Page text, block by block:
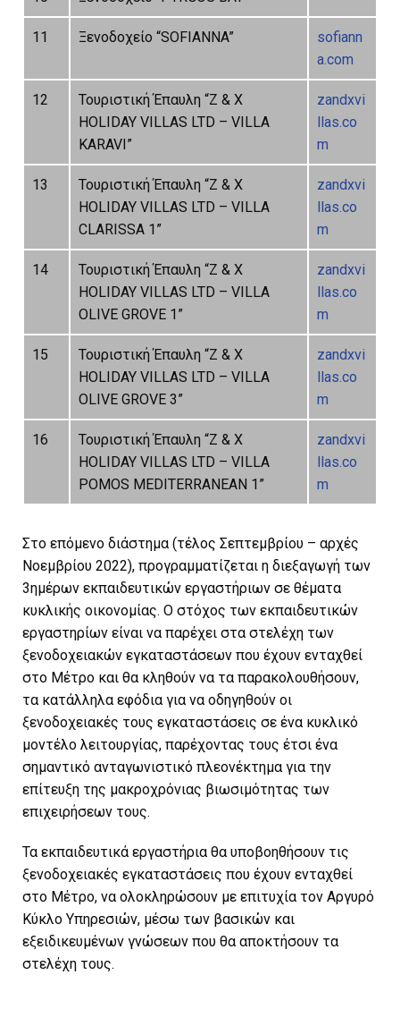
11 Ξενοδοχείο “SOFIANNA”
sofiann
a.com
12
Τουριστική Έπαυλη “Ζ & Χ
HOLIDAY VILLAS LTD – VILLA
KARAVI”
zandxvi
llas.co
m
13
Τουριστική Έπαυλη “Ζ & Χ
HOLIDAY VILLAS LTD – VILLA
CLARISSA 1”
zandxvi
llas.co
m
14
Τουριστική Έπαυλη “Ζ & Χ
HOLIDAY VILLAS LTD – VILLA
OLIVE GROVE 1”
zandxvi
llas.co
m
15
Τουριστική Έπαυλη “Ζ & Χ
HOLIDAY VILLAS LTD – VILLA
OLIVE GROVE 3”
zandxvi
llas.co
m
16
Τουριστική Έπαυλη “Ζ & Χ
HOLIDAY VILLAS LTD – VILLA
POMOS MEDITERRANEAN 1”
zandxvi
llas.co
m
Στο επόμενο διάστημα (τέλος Σεπτεμβρίου – αρχές
Νοεμβρίου 2022), προγραμματίζεται η διεξαγωγή των
3ημέρων εκπαιδευτικών εργαστήριων σε θέματα
κυκλικής οικονομίας. Ο στόχος των εκπαιδευτικών
εργαστηρίων είναι να παρέχει στα στελέχη των
ξενοδοχειακών εγκαταστάσεων που έχουν ενταχθεί
στο Μέτρο και θα κληθούν να τα παρακολουθήσουν,
τα κατάλληλα εφόδια για να οδηγηθούν οι
ξενοδοχειακές τους εγκαταστάσεις σε ένα κυκλικό
μοντέλο λειτουργίας, παρέχοντας τους έτσι ένα
σημαντικό ανταγωνιστικό πλεονέκτημα για την
επίτευξη της μακροχρόνιας βιωσιμότητας των
επιχειρήσεων τους.
Τα εκπαιδευτικά εργαστήρια θα υποβοηθήσουν τις
ξενοδοχειακές εγκαταστάσεις που έχουν ενταχθεί
στο Μέτρο, να ολοκληρώσουν με επιτυχία τον Αργυρό
Κύκλο Υπηρεσιών, μέσω των βασικών και
εξειδικευμένων γνώσεων που θα αποκτήσουν τα
στελέχη τους.